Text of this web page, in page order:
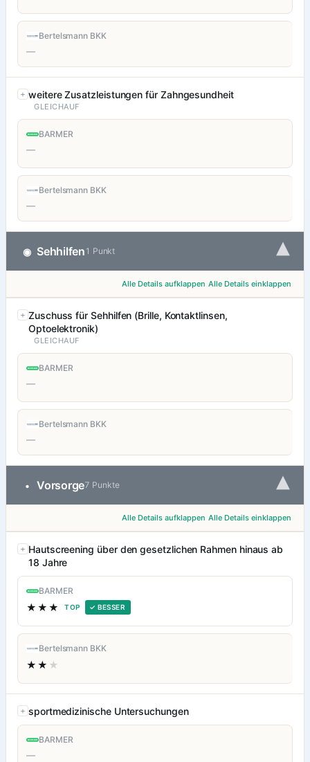
Bertelsmann BKK
—
weitere Zusatzleistungen für Zahngesundheit
GLEICHAUF
BARMER
—
Bertelsmann BKK
—
◉ Sehhilfen 1 Punkt ▾
Alle Details aufklappen Alle Details einklappen
Zuschuss für Sehhilfen (Brille, Kontaktlinsen,
Optoelektronik)
GLEICHAUF
BARMER
—
Bertelsmann BKK
—
• Vorsorge7 Punkte ▾
Alle Details aufklappen Alle Details einklappen
Hautscreening über den gesetzlichen Rahmen hinaus ab
18 Jahre
BARMER
★★★ TOP ✓ BESSER
Bertelsmann BKK
★★ ★
sportmedizinische Untersuchungen
BARMER
—